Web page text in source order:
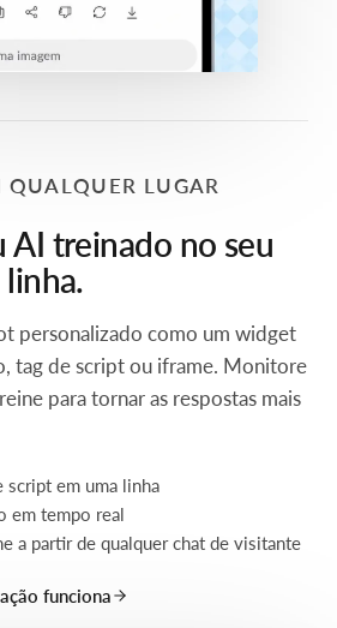
QUALQUER LUGAR
treinado no seu
linha.
personalizado como um widget
tag de script ou iframe. Monitore
para tornar as respostas mais
script em uma linha
a partir de qualquer chat de visitante